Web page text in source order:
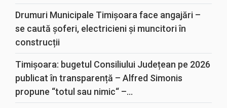
Drumuri Municipale Timișoara face angajări –
se caută șoferi, electricieni și muncitori în
construcții
Timișoara: bugetul Consiliului Județean pe 2026
publicat în transparență – Alfred Simonis
propune “totul sau nimic“ –...